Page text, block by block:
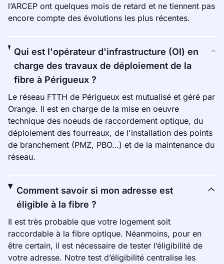
l’ARCEP ont quelques mois de retard et ne tiennent pas
encore compte des évolutions les plus récentes.
Qui est l'opérateur d'infrastructure (OI) en
charge des travaux de déploiement de la
fibre à Périgueux ?
Le réseau FTTH de Périgueux est mutualisé et géré par
Orange. Il est en charge de la mise en oeuvre
technique des noeuds de raccordement optique, du
déploiement des fourreaux, de l'installation des points
de branchement (PMZ, PBO…) et de la maintenance du
réseau.
Comment savoir si mon adresse est
éligible à la fibre ?
Il est très probable que votre logement soit
raccordable à la fibre optique. Néanmoins, pour en
être certain, il est nécessaire de tester l’éligibilité de
votre adresse. Notre test d’éligibilité centralise les